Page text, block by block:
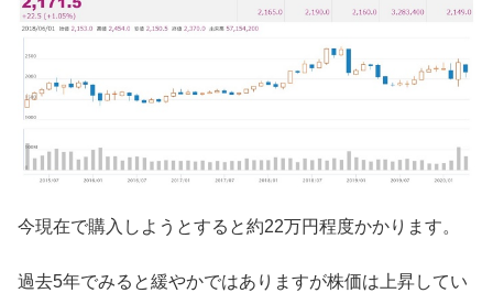
今現在で購入しようとすると約22万円程度かかります。
過去5年でみると緩やかではありますが株価は上昇してい